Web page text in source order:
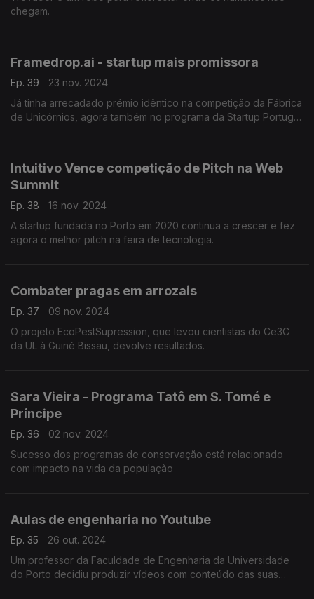
chegam.
Framedrop.ai - startup mais promissora
Ep. 39
23 nov. 2024
Já tinha arrecadado prémio idêntico na competição da Fábrica
de Unicórnios, agora também no programa da Startup Portugal
Intuitivo Vence competição de Pitch na Web
Summit
Ep. 38
16 nov. 2024
A startup fundada no Porto em 2020 continua a crescer e fez
agora o melhor pitch na feira de tecnologia.
Combater pragas em arrozais
Ep. 37
09 nov. 2024
O projeto EcoPestSupression, que levou cientistas do Ce3C
da UL à Guiné Bissau, devolve resultados.
Sara Vieira - Programa Tatô em S. Tomé e
Príncipe
Ep. 36
02 nov. 2024
Sucesso dos programas de conservação está relacionado
com impacto na vida da população
Aulas de engenharia no Youtube
Ep. 35
26 out. 2024
Um professor da Faculdade de Engenharia da Universidade
do Porto decidiu produzir vídeos com conteúdo das suas